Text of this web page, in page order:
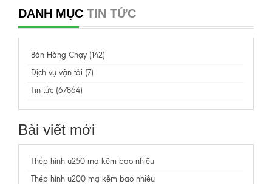
DANH MỤC TIN TỨC
Bán Hàng Chạy (142)
Dịch vụ vận tải (7)
Tin tức (67864)
Bài viết mới
Thép hình u250 mạ kẽm bao nhiêu
Thép hình u200 mạ kẽm bao nhiêu